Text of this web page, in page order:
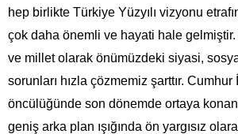
hep birlikte Türkiye Yüzyılı vizyonu
çok daha önemli ve hayati hale
ve millet olarak önümüzdeki siyasi,
sorunları hızla çözmemiz şarttır. Cumhur
öncülüğünde son dönemde ortaya konan
geniş arka plan ışığında ön yargısız